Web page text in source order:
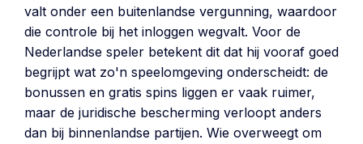
valt onder een buitenlandse vergunning, waardoor
die controle bij het inloggen wegvalt. Voor de
Nederlandse speler betekent dit dat hij vooraf goed
begrijpt wat zo'n speelomgeving onderscheidt: de
bonussen en gratis spins liggen er vaak ruimer,
maar de juridische bescherming verloopt anders
dan bij binnenlandse partijen. Wie overweegt om